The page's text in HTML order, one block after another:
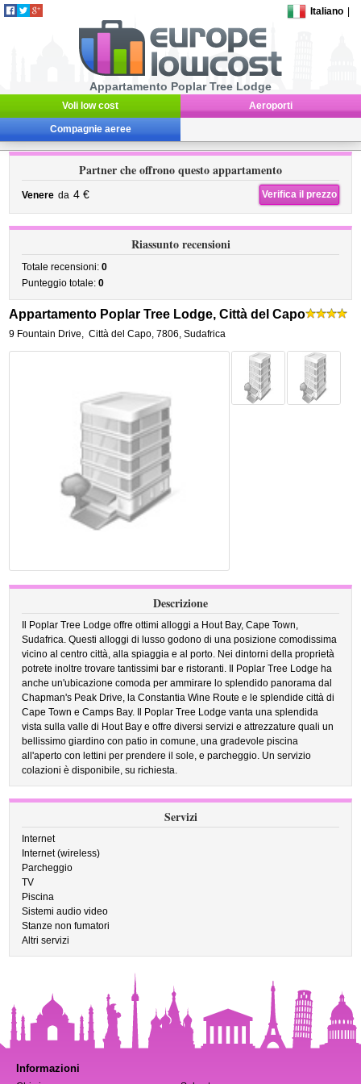
Italiano
Appartamento Poplar Tree Lodge
Voli low cost Aeroporti
Compagnie aeree
Partner che offrono questo appartamento
Venere da 4 € Verifica il prezzo
Riassunto recensioni
Totale recensioni:0
Punteggio totale:0
Appartamento Poplar Tree Lodge, Città del Capo
9 Fountain Drive, Città del Capo,7806, Sudafrica
Descrizione
Il Poplar Tree Lodge offre ottimi alloggi a Hout Bay, Cape Town,
Sudafrica. Questi alloggi di lusso godono di una posizione comodissima
vicino al centro città, alla spiaggia e al porto. Nei dintorni della proprietà
potrete inoltre trovare tantissimi bar e ristoranti. Il Poplar Tree Lodge ha
anche un'ubicazione comoda per ammirare lo splendido panorama dal
Chapman's Peak Drive, la Constantia Wine Route e le splendide città di
Cape Town e Camps Bay. Il Poplar Tree Lodge vanta una splendida
vista sulla valle di Hout Bay e offre diversi servizi e attrezzature quali un
bellissimo giardino con patio in comune, una gradevole piscina
all'aperto con lettini per prendere il sole, e parcheggio. Un servizio
colazioni è disponibile, su richiesta.
Servizi
Internet
Internet (wireless)
Parcheggio
TV
Piscina
Sistemi audio video
Stanze non fumatori
Altri servizi
Informazioni